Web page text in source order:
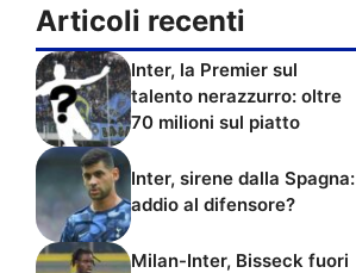
Articoli recenti
Inter, la Premier sul
talento nerazzurro: oltre
70 milioni sul piatto
Inter, sirene dalla Spagna:
addio al difensore?
Milan-Inter, Bisseck fuori